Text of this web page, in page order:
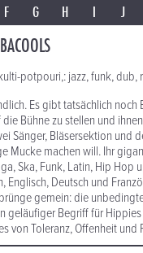
F G H I J
potpouri,: jazz, funk,
Es gibt tatsächlich
die Bühne zu stellen und
Sänger, Bläsersektion und
Mucke machen will. Ihr
Ska, Funk, Latin, Hip Hop
Englisch, Deutsch und
gemein: die
geläufiger Begriff für
von Toleranz, Offenheit